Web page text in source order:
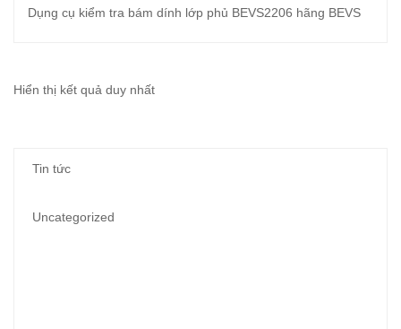
Dụng cụ kiểm tra bám dính lớp phủ BEVS2206 hãng BEVS
Hiển thị kết quả duy nhất
Tin tức
Uncategorized